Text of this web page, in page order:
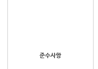
준수사항